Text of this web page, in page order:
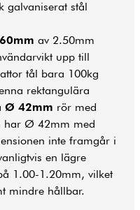
galvaniserat stål
av 2.50mm
upp till
tål bara 100kg
rektangulära
Ø 42mm rör med
har Ø 42mm med
inte framgår i
en lägre
1.00-1.20mm, vilket
mindre hållbar.